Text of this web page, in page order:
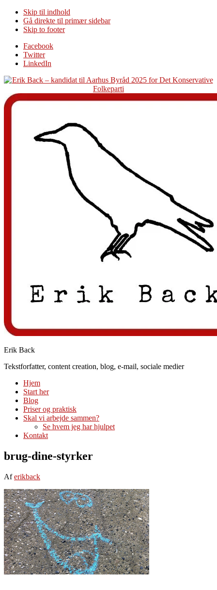
Skip til indhold
Gå direkte til primær sidebar
Skip to footer
Additional
menu
Facebook
Twitter
LinkedIn
Erik Back
Tekstforfatter, content creation, blog, e-mail, sociale medier
Hjem
Start her
Blog
Priser og praktisk
Skal vi arbejde sammen?
Se hvem jeg har hjulpet
Kontakt
brug-dine-styrker
Aferikback